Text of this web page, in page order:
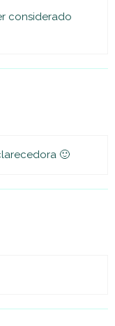
considerado
🙂